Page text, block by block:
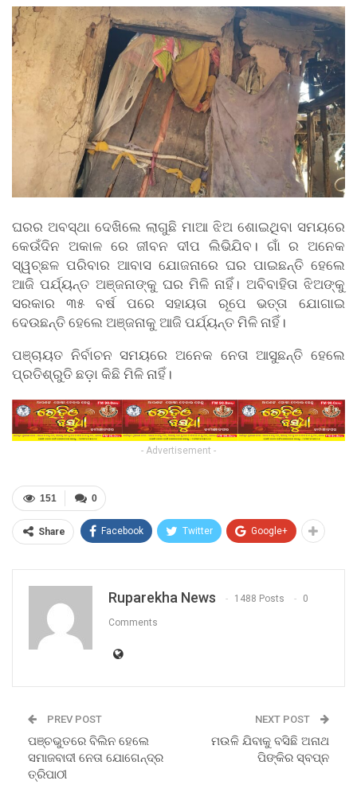
ଘରର ଅବସ୍ଥା ଦେଖିଲେ ଲାଗୁଛି ମାଆ ଝିଅ ଶୋଇଥିବା ସମୟରେ
କେଉଁଦିନ ଅକାଳ ରେ ଜୀବନ ଦୀପ ଲିଭିଯିବ। ଗାଁ ର ଅନେକ
ସ୍ୱଚ୍ଛଳ ପରିବାର ଆବାସ ଯୋଜନାରେ ଘର ପାଇଛନ୍ତି ହେଲେ
ଆଜି ପର୍ଯ୍ୟନ୍ତ ଅଞ୍ଜନାଙ୍କୁ ଘର ମିଳି ନାହିଁ। ଅବିବାହିତା ଝିଅଙ୍କୁ
ସରକାର ୩୫ ବର୍ଷ ପରେ ସହାୟତା ରୂପେ ଭତ୍ତା ଯୋଗାଇ
ଦେଉଛନ୍ତି ହେଲେ ଅଞ୍ଜନାକୁ ଆଜି ପର୍ଯ୍ୟନ୍ତ ମିଳି ନାହିଁ।
ପଞ୍ଚାୟତ ନିର୍ବାଚନ ସମୟରେ ଅନେକ ନେତା ଆସୁଛନ୍ତି ହେଲେ
ପ୍ରତିଶ୍ରୁତି ଛଡ଼ା କିଛି ମିଳି ନାହିଁ।
- Advertisement -
0
151
Share Facebook Twitter Google+
Ruparekha News 1488 Posts 0
Comments
PREV POST
ପଞ୍ଚଭୁତରେ ବିଲିନ ହେଲେ
ସମାଜବାଦୀ ନେତା ଯୋଗେନ୍ଦ୍ର
ତ୍ରିପାଠୀ
NEXT POST
ମଉଳି ଯିବାକୁ ବସିଛି ଅନାଥ
ପିଙ୍କିର ସ୍ବପ୍ନ